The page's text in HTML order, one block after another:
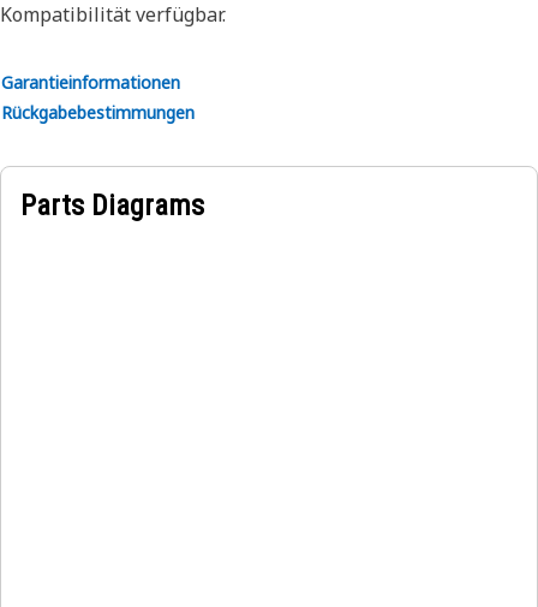
Kompatibilität verfügbar.
Garantieinformationen
Rückgabebestimmungen
Parts Diagrams